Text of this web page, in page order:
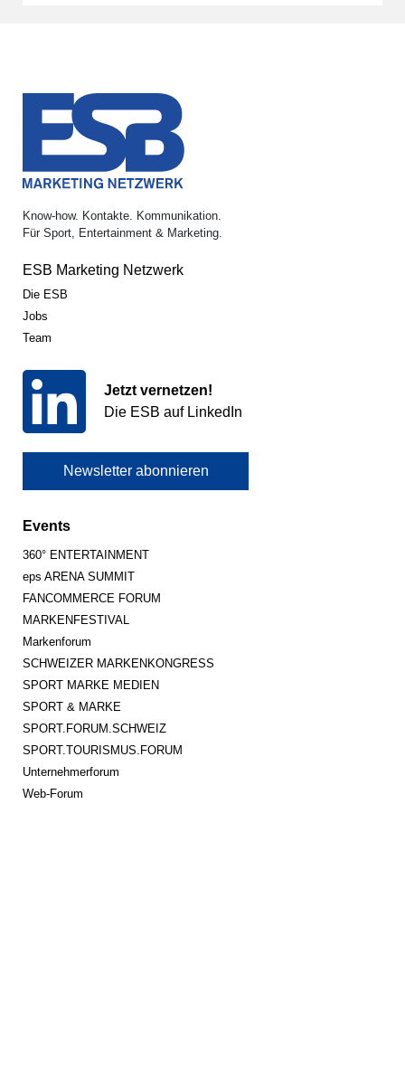
Know-how. Kontakte. Kommunikation.
Für Sport, Entertainment & Marketing.
ESB Marketing Netzwerk
Die ESB
Jobs
Team
Jetzt vernetzen!
Die ESB auf LinkedIn
Newsletter abonnieren
Events
360° ENTERTAINMENT
eps ARENA SUMMIT
FANCOMMERCE FORUM
MARKENFESTIVAL
Markenforum
SCHWEIZER MARKENKONGRESS
SPORT MARKE MEDIEN
SPORT & MARKE
SPORT.FORUM.SCHWEIZ
SPORT.TOURISMUS.FORUM
Unternehmerforum
Web-Forum